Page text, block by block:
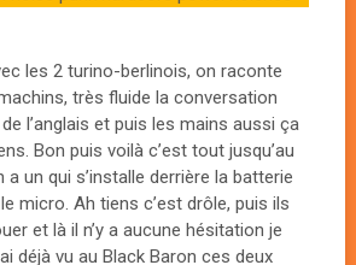
les 2 turino-berlinois, on raconte
très fluide la conversation
l’anglais et puis les mains aussi ça
Bon puis voilà c’est tout jusqu’au
un qui s’installe derrière la batterie
micro. Ah tiens c’est drôle, puis ils
et là il n’y a aucune hésitation je
déjà vu au Black Baron ces deux